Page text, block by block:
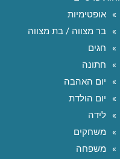
אופטימיות
בר מצווה / בת מצווה
חגים
חתונה
יום האהבה
יום הולדת
לידה
משחקים
משפחה